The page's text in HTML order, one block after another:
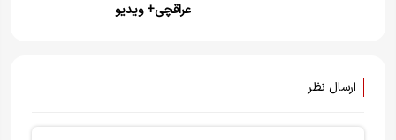
عراقچی+ ویدیو
ارسال نظر